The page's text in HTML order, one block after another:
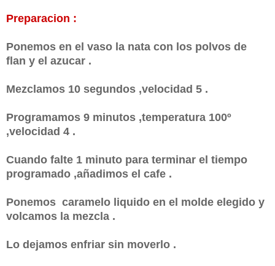
Preparacion :
Ponemos en el vaso la nata con los polvos de
flan y el azucar .
Mezclamos 10 segundos ,velocidad 5 .
Programamos 9 minutos ,temperatura 100º
,velocidad 4 .
Cuando falte 1 minuto para terminar el tiempo
programado ,añadimos el cafe .
Ponemos caramelo liquido en el molde elegido y
volcamos la mezcla .
Lo dejamos enfriar sin moverlo .